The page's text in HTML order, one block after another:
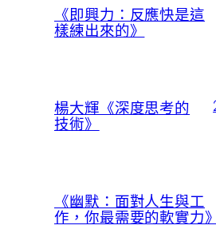
《即興力：反應快是這
樣練出來的》
楊大輝《深度思考的
技術》
《幽默：面對人生與工
作，你最需要的軟實力》